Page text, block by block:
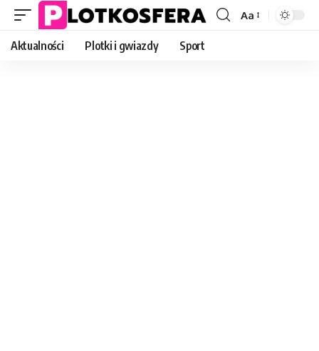
Font
Aa
Aktualności Plotki i gwiazdy Sport